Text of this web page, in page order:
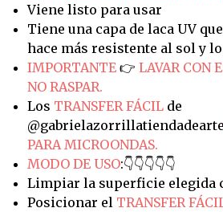
Viene listo para usar
Tiene una capa de laca UV
hace más resistente al sol y
IMPORTANTE 👉 LAVAR CON
NO RASPAR.
Los TRANSFER FÁCILde
@gabrielazorrillatiendadearte
PARA MICROONDAS.
MODO DE USO:👇👇👇👇👇
Limpiar la superficie elegida
Posicionar el TRANSFER